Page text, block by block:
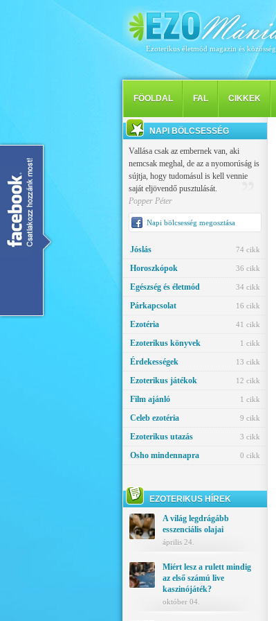
Ezoterikus életmód magazin és közösség
FÖOLDAL FAL CIKKEK
NAPI BÖLCSESSÉG
Vallása csak az embernek van, aki
nemcsak meghal, de az a nyomorúság is
sújtja, hogy tudomásul is kell vennie
saját eljövendő pusztulását.
Popper Péter
Napi bölcsesség megosztása
Jóslás 74 cikk
Horoszkópok 36 cikk
Egészség és életmód 34 cikk
Párkapcsolat 16 cikk
Ezotéria 41 cikk
Ezoterikus könyvek 1 cikk
Érdekességek 13 cikk
Ezoterikus játékok 12 cikk
Film ajánló 1 cikk
Celeb ezotéria 9 cikk
Ezoterikus utazás 3 cikk
Osho mindennapra 0 cikk
EZOTERIKUS HÍREK
A világ legdrágább
esszenciális olajai
április 24.
Miért lesz a rulett mindig
az első számú live
kaszinójáték?
október 04.